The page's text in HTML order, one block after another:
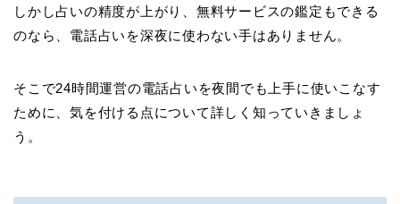
しかし占いの精度が上がり、無料サービスの鑑定もできる
のなら、電話占いを深夜に使わない手はありません。
そこで24時間運営の電話占いを夜間でも上手に使いこなす
ために、気を付ける点について詳しく知っていきましょ
う。